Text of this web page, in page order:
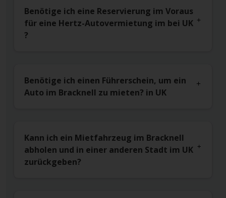
Benötige ich eine Reservierung im Voraus
für eine Hertz-Autovermietung im bei UK
?
Benötige ich einen Führerschein, um ein
Auto im Bracknell zu mieten? in UK
Kann ich ein Mietfahrzeug im Bracknell
abholen und in einer anderen Stadt im UK
zurückgeben?